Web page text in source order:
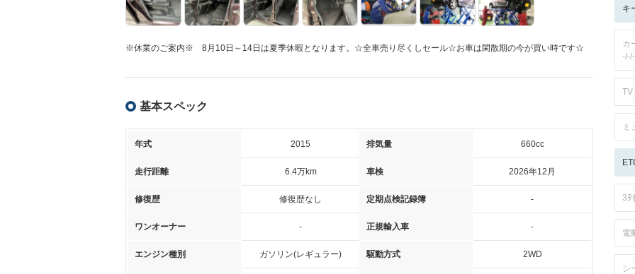
※休業のご案内※ 8月10日～14日は夏季休暇となります。☆全車売り尽くしセール☆お車は閑散期の今が買い時です☆
基本スペック
年式 2015 排気量 660cc
走行距離 6.4万km 車検 2026年12月
修復歴 修復歴なし 定期点検記録簿 -
ワンオーナー - 正規輸入車 -
エンジン種別 ガソリン(レギュラー) 駆動方式 2WD
キ
カ
ミ
3
電
シ